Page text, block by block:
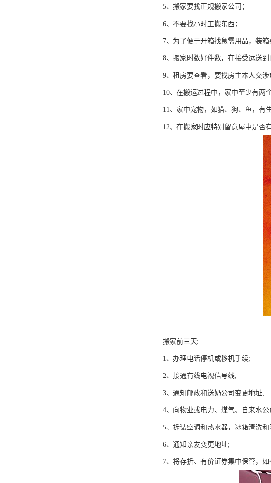
5、搬家要找正规搬家公司；
6、不要找小时工搬东西；
7、为了便于开箱找急需用品，装箱
8、搬家时数好件数，在接受运送
9、租房要查看，要找房主本人交涉
10、在搬运过程中，家中至少有两
11、家中宠物，如猫、狗、鱼，有
12、在搬家时应特别留意屋中是否
搬家前三天:
1、办理电话停机或移机手续;
2、接通有线电视信号线;
3、通知邮政和送奶公司变更地址;
4、向物业或电力、煤气、自来水
5、拆装空调和热水器，冰箱清洗和
6、通知亲友变更地址;
7、将存折、有价证券集中保管，